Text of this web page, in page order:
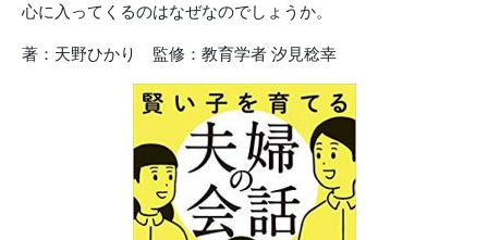
心に入ってくるのはなぜなのでしょうか。
著：天野ひかり 監修：教育学者 汐見稔幸